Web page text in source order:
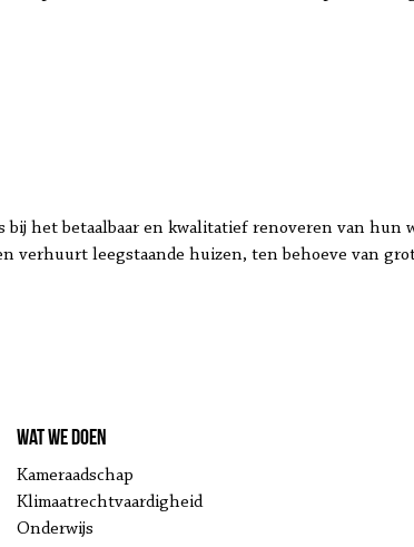
bij het betaalbaar en kwalitatief renoveren van hun
verhuurt leegstaande huizen, ten behoeve van
Wat we doen
Kameraadschap
Klimaatrechtvaardigheid
Onderwijs